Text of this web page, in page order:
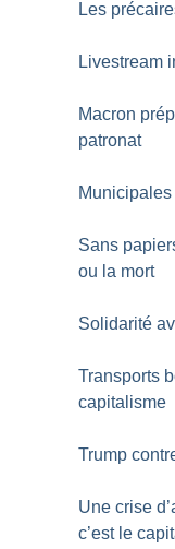
Les
Livestream
Macron
patronat
Sans
ou la mort
Solidarité
Transports
capitalisme
Trump
Une crise
c’est le